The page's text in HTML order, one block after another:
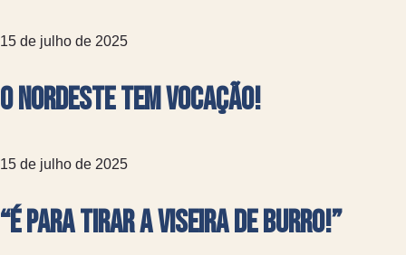
15 de julho de 2025
O Nordeste tem Vocação!
15 de julho de 2025
“É para tirar a viseira de burro!”